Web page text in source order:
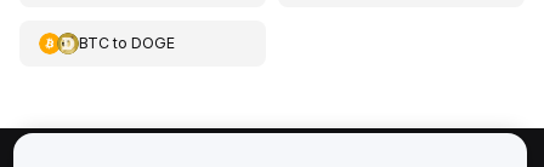
BTCto DOGE